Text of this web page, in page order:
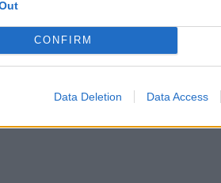
CONFIRM
Data Deletion Data Access